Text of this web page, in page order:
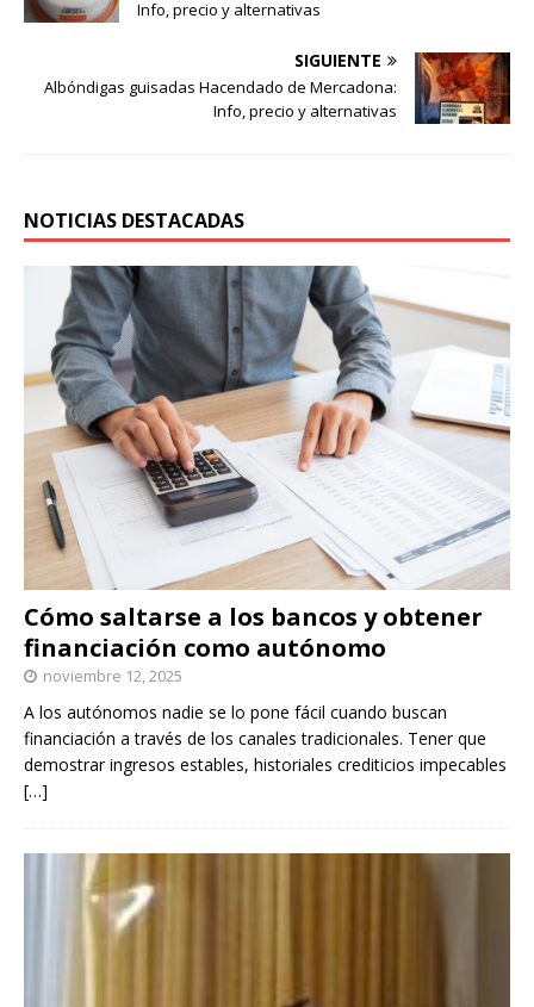
Info, precio y alternativas
SIGUIENTE
Albóndigas guisadas Hacendado de Mercadona:
Info, precio y alternativas
NOTICIAS DESTACADAS
Cómo saltarse a los bancos y obtener
financiación como autónomo
noviembre 12, 2025
A los autónomos nadie se lo pone fácil cuando buscan
financiación a través de los canales tradicionales. Tener que
demostrar ingresos estables, historiales crediticios impecables
[…]